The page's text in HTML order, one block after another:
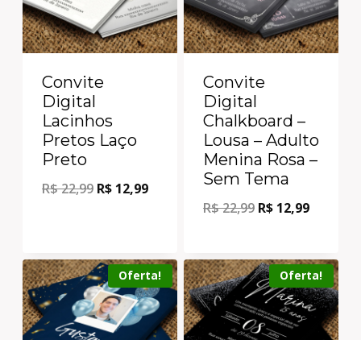
Convite
Digital
Lacinhos
Pretos Laço
Preto
R$22,99 R$ 12,99
Convite
Digital
Chalkboard –
Lousa – Adulto
Menina Rosa –
Sem Tema
R$22,99 R$ 12,99
Oferta! Oferta!